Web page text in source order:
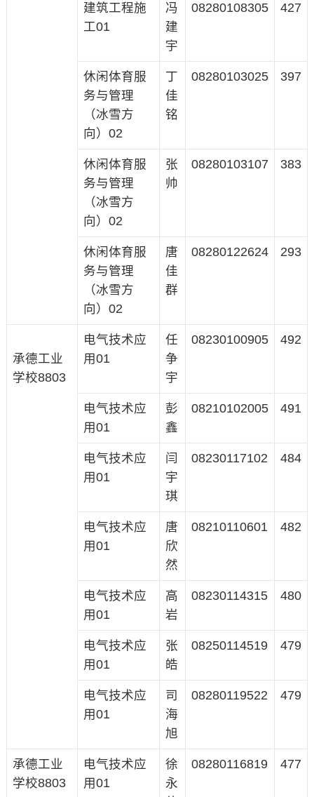
建筑工程施
工01
冯
建
宇
08280108305 427
休闲体育服
务与管理
（冰雪方
向）02
丁
佳
铭
08280103025 397
休闲体育服
务与管理
（冰雪方
向）02
张
帅
08280103107 383
休闲体育服
务与管理
（冰雪方
向）02
唐
佳
群
08280122624 293
承德工业
学校8803
电气技术应
用01
任
争
宇
08230100905 492
电气技术应
用01
彭
鑫
08210102005 491
电气技术应
用01
闫
宇
琪
08230117102 484
电气技术应
用01
唐
欣
然
08210110601 482
电气技术应
用01
高
岩
08230114315 480
电气技术应
用01
张
皓
08250114519 479
电气技术应
用01
司
海
旭
08280119522 479
承德工业
学校8803
电气技术应
用01
徐
永
08280116819 477